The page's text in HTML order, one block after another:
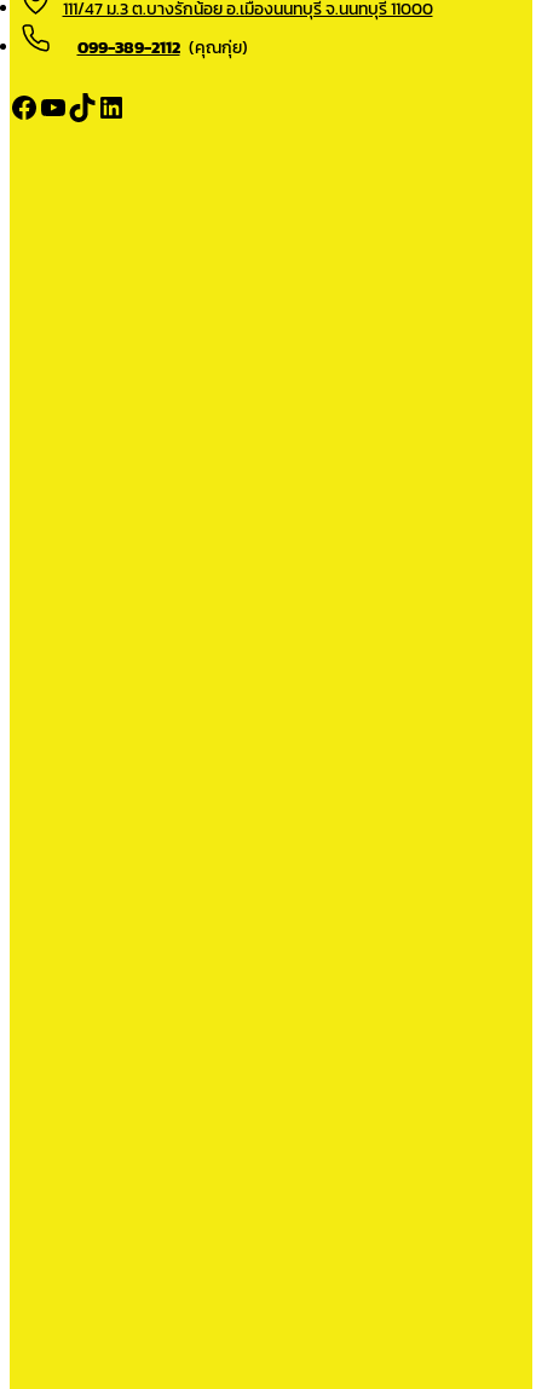
111/47 ม.3 ต.บางรักน้อย อ.เมืองนนทบุรี จ.นนทบุรี 11000
099-389-2112 (คุณกุ่ย)
Facebook
YouTube
TikTokLinkedIn